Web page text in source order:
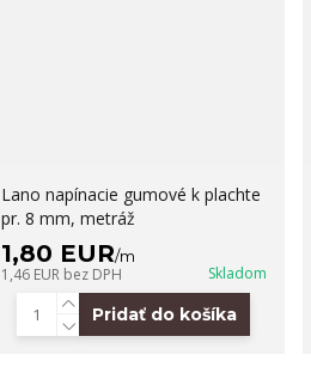
Lano napínacie gumové k plachte
pr. 8 mm, metráž
1,80 EUR/m
1,46 EUR bez DPH Skladom
Pridať do košíka